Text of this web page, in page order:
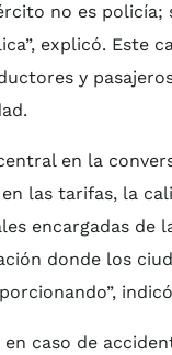
no es
explicó. Este
y
en la
las tarifas, la
encargadas de
donde los
caso de